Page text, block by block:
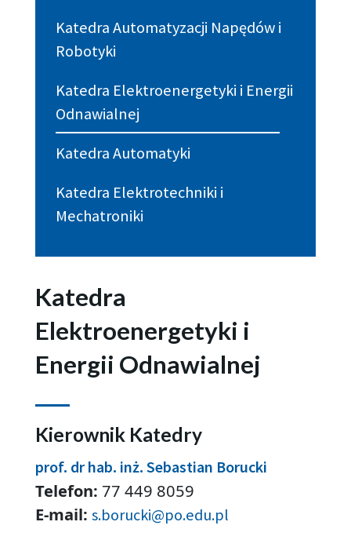
Katedra Automatyzacji Napędów i
Robotyki
Katedra Elektroenergetyki i Energii
Odnawialnej
Katedra Automatyki
Katedra Elektrotechniki i
Mechatroniki
Katedra
Elektroenergetyki i
Energii Odnawialnej
Kierownik Katedry
prof. dr hab. inż. Sebastian Borucki
Telefon: 77 449 8059
E-mail: s.borucki@po.edu.pl